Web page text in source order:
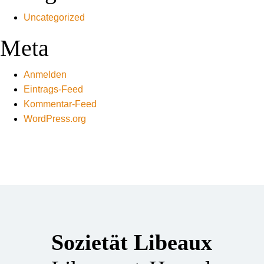
Uncategorized
Meta
Anmelden
Eintrags-Feed
Kommentar-Feed
WordPress.org
Sozietät Libeaux